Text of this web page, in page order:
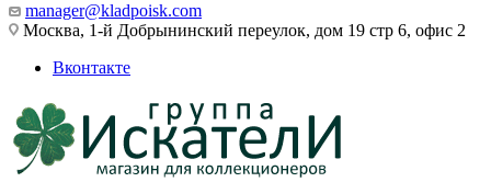
manager@kladpoisk.com
Москва, 1-й Добрынинский переулок, дом 19 стр 6, офис 2
Вконтакте